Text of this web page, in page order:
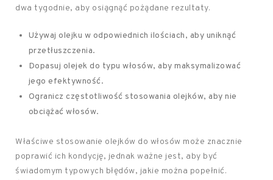
dwa tygodnie, aby osiągnąć pożądane rezultaty.
Używaj olejku w odpowiednich ilościach, aby uniknąć
przetłuszczenia.
Dopasuj olejek do typu włosów, aby maksymalizować
jego efektywność.
Ogranicz częstotliwość stosowania olejków, aby nie
obciążać włosów.
Właściwe stosowanie olejków do włosów może znacznie
poprawić ich kondycję, jednak ważne jest, aby być
świadomym typowych błędów, jakie można popełnić.